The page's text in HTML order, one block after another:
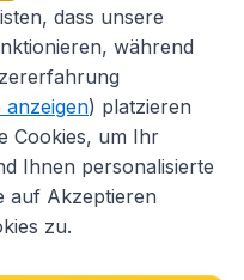
dass unsere
während
anzeigen) platzieren
Cookies, um Ihr
Ihnen personalisierte
auf Akzeptieren
zu.